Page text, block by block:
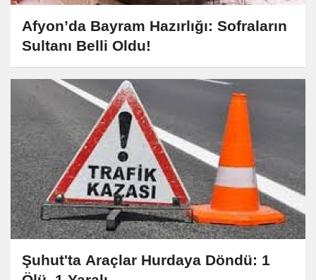
Afyon’da Bayram Hazırlığı: Sofraların
Sultanı Belli Oldu!
Şuhut'ta Araçlar Hurdaya Döndü: 1